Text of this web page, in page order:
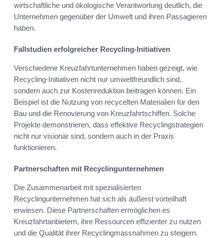
wirtschaftliche und ökologische Verantwortung deutlich, die
Unternehmen gegenüber der Umwelt und ihren Passagieren
haben.
Fallstudien erfolgreicher Recycling-Initiativen
Verschiedene Kreuzfahrtunternehmen haben gezeigt, wie
Recycling-Initiativen nicht nur umweltfreundlich sind,
sondern auch zur Kostenreduktion beitragen können. Ein
Beispiel ist die Nutzung von recycelten Materialien für den
Bau und die Renovierung von Kreuzfahrtschiffen. Solche
Projekte demonstrieren, dass effektive Recyclingstrategien
nicht nur visionär sind, sondern auch in der Praxis
funktionieren.
Partnerschaften mit Recyclingunternehmen
Die Zusammenarbeit mit spezialisierten
Recyclingunternehmen hat sich als äußerst vorteilhaft
erwiesen. Diese Partnerschaften ermöglichen es
Kreuzfahrtanbietern, ihre Ressourcen effizienter zu nutzen
und die Qualität ihrer Recyclingmassnahmen zu steigern.